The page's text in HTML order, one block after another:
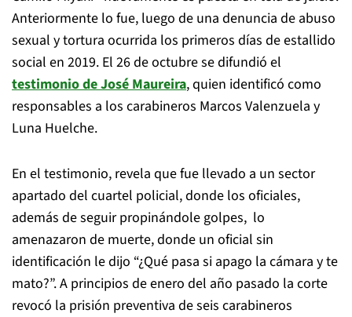
Anteriormente lo fue, luego de una denuncia de abuso
sexual y tortura ocurrida los primeros días de estallido
social en 2019. El 26 de octubre se difundió el
testimonio de José Maureira, quien identificó como
responsables a los carabineros Marcos Valenzuela y
Luna Huelche.
En el testimonio, revela que fue llevado a un sector
apartado del cuartel policial, donde los oficiales,
además de seguir propinándole golpes, lo
amenazaron de muerte, donde un oficial sin
identificación le dijo “¿Qué pasa si apago la cámara y te
mato?”. A principios de enero del año pasado la corte
revocó la prisión preventiva de seis carabineros